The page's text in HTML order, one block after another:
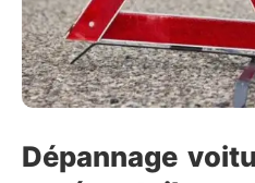
Dépannage